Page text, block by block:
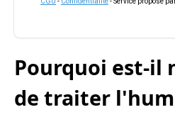
Pourquoi est-il
de traiter